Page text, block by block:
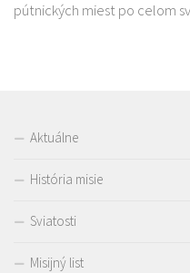
pútnických miest po celom
Aktuálne
História misie
Sviatosti
Misijný list